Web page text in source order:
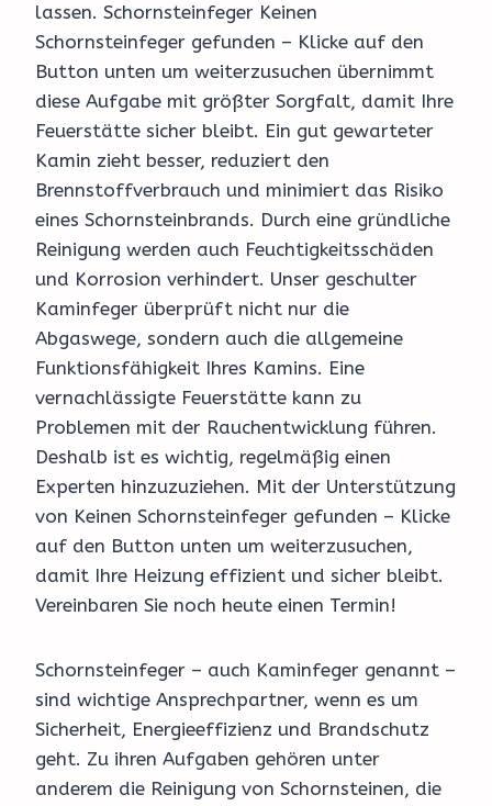
lassen. Schornsteinfeger Keinen
Schornsteinfeger gefunden – Klicke auf den
Button unten um weiterzusuchen übernimmt
diese Aufgabe mit größter Sorgfalt, damit Ihre
Feuerstätte sicher bleibt. Ein gut gewarteter
Kamin zieht besser, reduziert den
Brennstoffverbrauch und minimiert das Risiko
eines Schornsteinbrands. Durch eine gründliche
Reinigung werden auch Feuchtigkeitsschäden
und Korrosion verhindert. Unser geschulter
Kaminfeger überprüft nicht nur die
Abgaswege, sondern auch die allgemeine
Funktionsfähigkeit Ihres Kamins. Eine
vernachlässigte Feuerstätte kann zu
Problemen mit der Rauchentwicklung führen.
Deshalb ist es wichtig, regelmäßig einen
Experten hinzuzuziehen. Mit der Unterstützung
von Keinen Schornsteinfeger gefunden – Klicke
auf den Button unten um weiterzusuchen,
damit Ihre Heizung effizient und sicher bleibt.
Vereinbaren Sie noch heute einen Termin!
Schornsteinfeger – auch Kaminfeger genannt –
sind wichtige Ansprechpartner, wenn es um
Sicherheit, Energieeffizienz und Brandschutz
geht. Zu ihren Aufgaben gehören unter
anderem die Reinigung von Schornsteinen, die